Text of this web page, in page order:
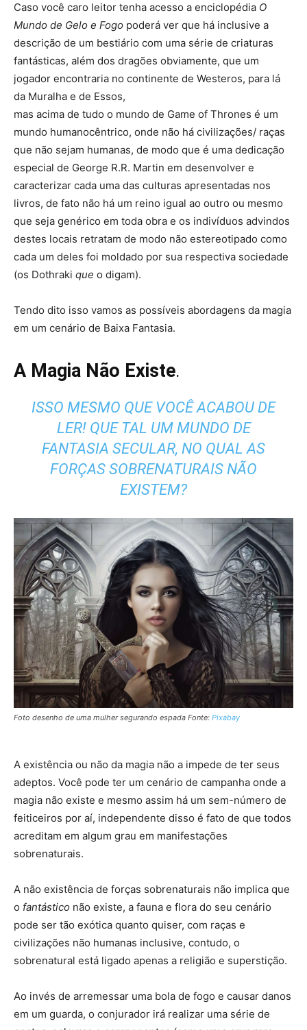
Caso você caro leitor tenha acesso a enciclopédia O
Mundo de Gelo e Fogo poderá ver que há inclusive a
descrição de um bestiário com uma série de criaturas
fantásticas, além dos dragões obviamente, que um
jogador encontraria no continente de Westeros, para lá
da Muralha e de Essos,
mas acima de tudo o mundo de Game of Thrones é um
mundo humanocêntrico, onde não há civilizações/ raças
que não sejam humanas, de modo que é uma dedicação
especial de George R.R. Martin em desenvolver e
caracterizar cada uma das culturas apresentadas nos
livros, de fato não há um reino igual ao outro ou mesmo
que seja genérico em toda obra e os indivíduos advindos
destes locais retratam de modo não estereotipado como
cada um deles foi moldado por sua respectiva sociedade
(os Dothraki que o digam).
Tendo dito isso vamos as possíveis abordagens da magia
em um cenário de Baixa Fantasia.
A Magia Não Existe.
ISSO MESMO QUE VOCÊ ACABOU DE
LER! QUE TAL UM MUNDO DE
FANTASIA SECULAR, NO QUAL AS
FORÇAS SOBRENATURAIS NÃO
EXISTEM?
Foto desenho de uma mulher segurando espada Fonte: Pixabay
A existência ou não da magia não a impede de ter seus
adeptos. Você pode ter um cenário de campanha onde a
magia não existe e mesmo assim há um sem-número de
feiticeiros por aí, independente disso é fato de que todos
acreditam em algum grau em manifestações
sobrenaturais.
A não existência de forças sobrenaturais não implica que
o fantástico não existe, a fauna e flora do seu cenário
pode ser tão exótica quanto quiser, com raças e
civilizações não humanas inclusive, contudo, o
sobrenatural está ligado apenas a religião e superstição.
Ao invés de arremessar uma bola de fogo e causar danos
em um guarda, o conjurador irá realizar uma série de